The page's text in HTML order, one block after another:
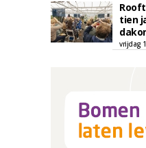
tien
vrijdag